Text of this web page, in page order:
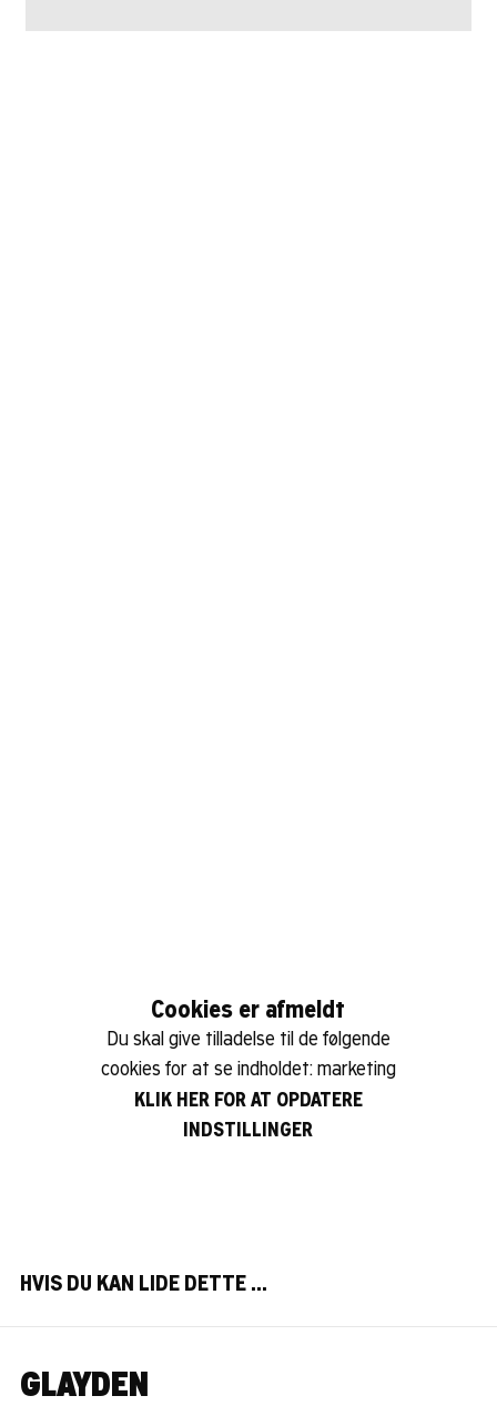
Cookies er afmeldt
Du skal give tilladelse til de følgende
cookies for at se indholdet: marketing
KLIK HER FOR AT OPDATERE
INDSTILLINGER
HVIS DU KAN LIDE DETTE ...
GLAYDEN